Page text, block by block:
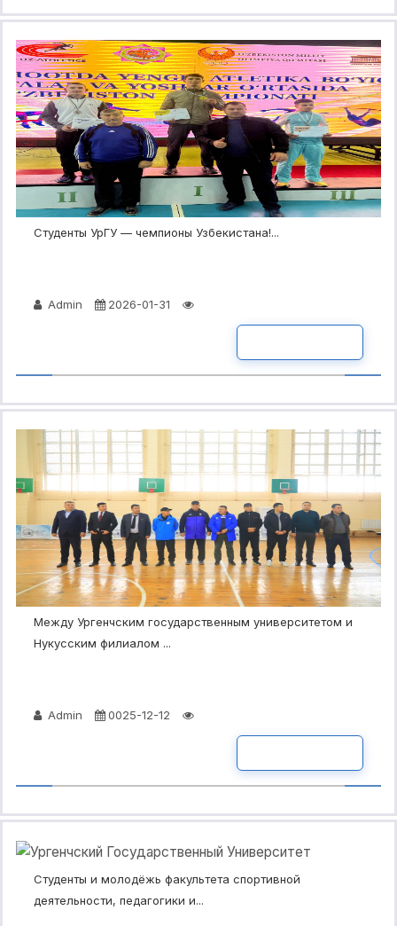
Студенты УрГУ — чемпионы Узбекистана!...
Admin 2026-01-31
Между Ургенчским государственным университетом и
Нукусским филиалом ...
Admin 0025-12-12
Студенты и молодёжь факультета спортивной
деятельности, педагогики и...